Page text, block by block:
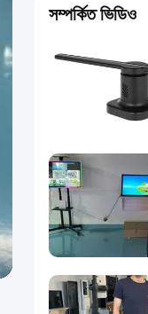
সম্পর্কিত ভিডিও